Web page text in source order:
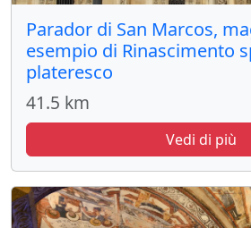
Parador di San Marcos,
esempio di Rinascimento
plateresco
41.5 km
Vedi di più